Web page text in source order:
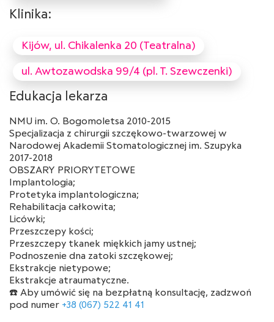
Klinika:
Kijów, ul. Chikalenka 20 (Teatralna)
ul. Awtozawodska 99/4 (pl. T. Szewczenki)
Edukacja lekarza
NMU im. O. Bogomoletsa 2010-2015
Specjalizacja z chirurgii szczękowo-twarzowej w
Narodowej Akademii Stomatologicznej im. Szupyka
2017-2018
OBSZARY PRIORYTETOWE
Implantologia;
Protetyka implantologiczna;
Rehabilitacja całkowita;
Licówki;
Przeszczepy kości;
Przeszczepy tkanek miękkich jamy ustnej;
Podnoszenie dna zatoki szczękowej;
Ekstrakcje nietypowe;
Ekstrakcje atraumatyczne.
☎️ Aby umówić się na bezpłatną konsultację, zadzwoń
pod numer +38 (067) 522 41 41